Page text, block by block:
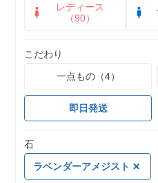
レディース
（90）
こだわり
一点もの（4）
即日発送
石
ラベンダーアメジスト